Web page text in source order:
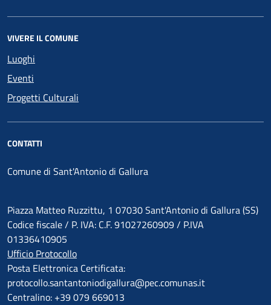
VIVERE IL COMUNE
Luoghi
Eventi
Progetti Culturali
CONTATTI
Comune di Sant'Antonio di Gallura
Piazza Matteo Ruzzittu, 1 07030 Sant'Antonio di Gallura (SS)
Codice fiscale / P. IVA: C.F. 91027260909 / P.IVA
01336410905
Ufficio Protocollo
Posta Elettronica Certificata:
protocollo.santantoniodigallura@pec.comunas.it
Centralino: +39 079 669013